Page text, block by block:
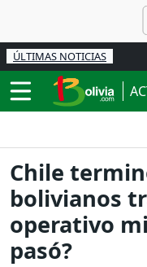
ÚLTIMAS NOTICIAS
Chile
bolivianos
operativo
pasó?